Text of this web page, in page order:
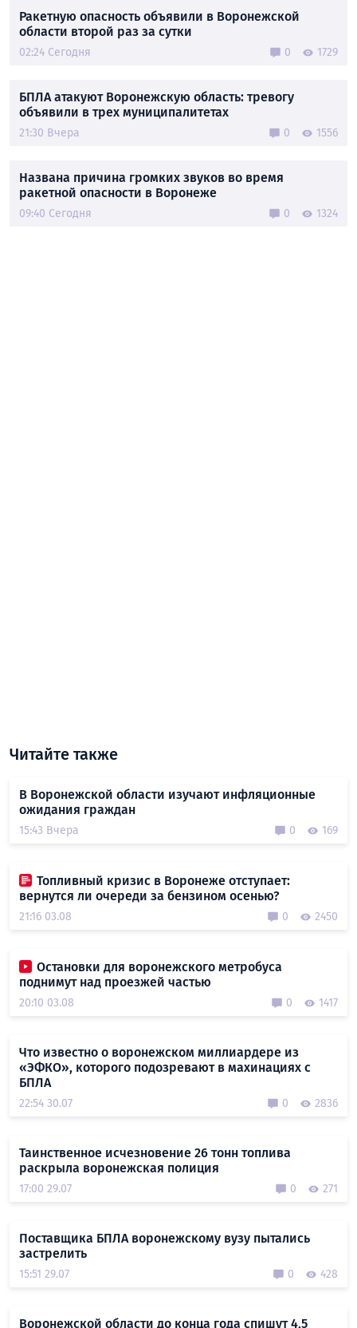
Ракетную опасность объявили в Воронежской
области второй раз за сутки
02:24 Сегодня 0 1729
БПЛА атакуют Воронежскую область: тревогу
объявили в трех муниципалитетах
21:30 Вчера 0 1556
Названа причина громких звуков во время
ракетной опасности в Воронеже
09:40 Сегодня 0 1324
Читайте также
В Воронежской области изучают инфляционные
ожидания граждан
15:43 Вчера 0 169
Топливный кризис в Воронеже отступает:
вернутся ли очереди за бензином осенью?
21:16 03.08 0 2450
Остановки для воронежского метробуса
поднимут над проезжей частью
20:10 03.08 0 1417
Что известно о воронежском миллиардере из
«ЭФКО», которого подозревают в махинациях с
БПЛА
22:54 30.07 0 2836
Таинственное исчезновение 26 тонн топлива
раскрыла воронежская полиция
17:00 29.07 0 271
Поставщика БПЛА воронежскому вузу пытались
застрелить
15:51 29.07 0 428
Воронежской области до конца года спишут 4,5